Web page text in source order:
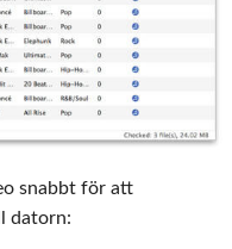
snabbt för att
datorn: